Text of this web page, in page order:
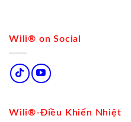
Wili® on Social
Wili®-Điều Khiển Nhiệt